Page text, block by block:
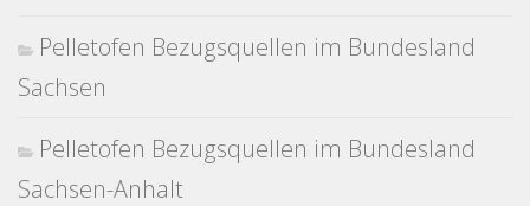
Pelletofen Bezugsquellen im Bundesland
Sachsen
Pelletofen Bezugsquellen im Bundesland
Sachsen-Anhalt